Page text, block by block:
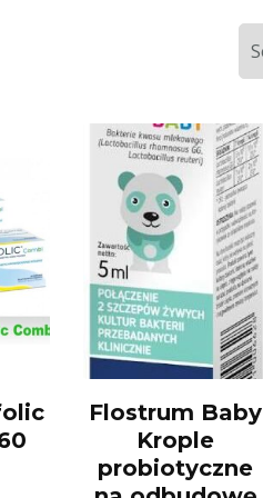
Flostrum Baby
Krople
probiotyczne